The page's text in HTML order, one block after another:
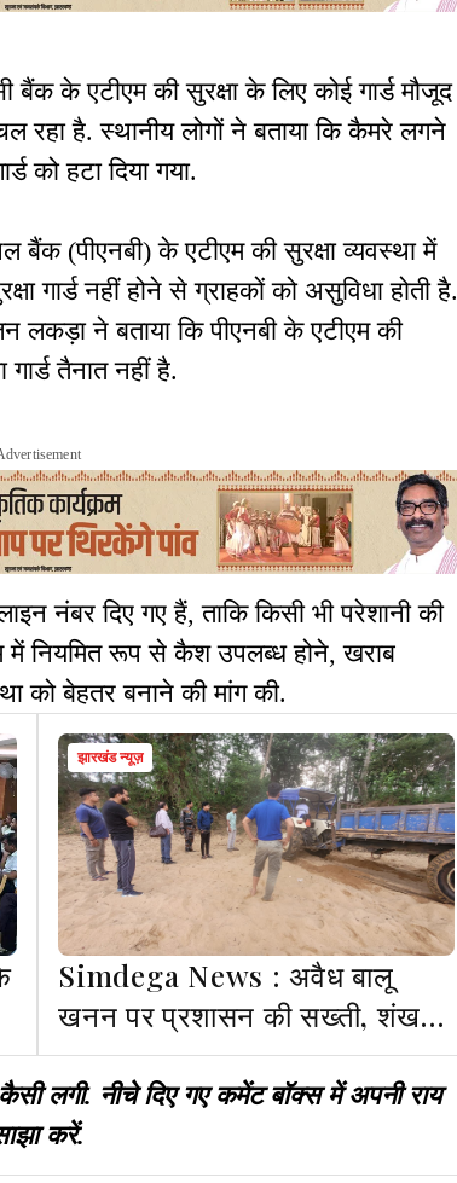
के एटीएम की सुरक्षा के लिए कोई गार्ड मौजूद
रहा है. स्थानीय लोगों ने बताया कि कैमरे लगने
को हटा दिया गया.
बैंक (पीएनबी) के एटीएम की सुरक्षा व्यवस्था में
गार्ड नहीं होने से ग्राहकों को असुविधा होती है.
लकड़ा ने बताया कि पीएनबी के एटीएम की
तैनात नहीं है.
नंबर दिए गए हैं, ताकि किसी भी परेशानी की
में नियमित रूप से कैश उपलब्ध होने, खराब
को बेहतर बनाने की मांग की.
झारखंड न्यूज़
Simdega News : अवैध बालू
खनन पर प्रशासन की सख्ती, शंख
नदी व सोगड़ा बालू घाट पर छापेमारी
लगी. नीचे दिए गए कमेंट बॉक्स में अपनी राय
करें.